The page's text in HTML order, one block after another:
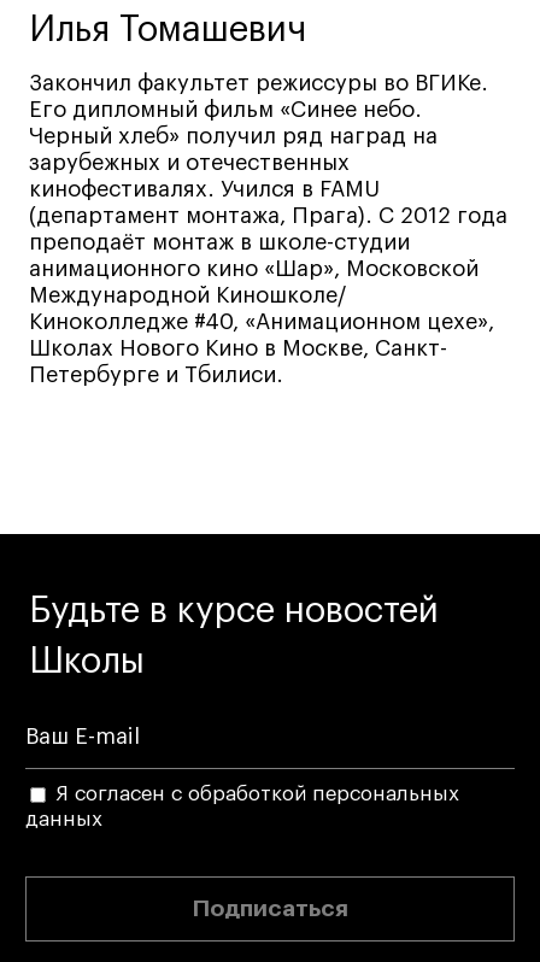
Промышленный и предметный дизайн
Дизайн и декорирование интерьера
Бизнес и маркетинг
Подготовительные курсы и творческое
развитие
Среднесрочные
ИЗО и Керамика
Ландшафтный дизайн
Все программы
Онлайн-программы
Современная живопись
Маркетинг
Все программы
Интенсивы
Маркетинг
Илья Томашевич
Закончил факультет режиссуры во ВГИКе.
Его дипломный фильм «Синее небо.
Черный хлеб» получил ряд наград на
зарубежных и отечественных
кинофестивалях. Учился в FAMU
(департамент монтажа, Прага). С 2012 года
преподаёт монтаж в школе-студии
анимационного кино «Шар», Московской
Международной Киношколе/
Киноколледже #40, «Анимационном цехе»,
Школах Нового Кино в Москве, Санкт-
Петербурге и Тбилиси.
Будьте в курсе новостей
Школы
Я согласен с обработкой персональных
данных
Подписаться